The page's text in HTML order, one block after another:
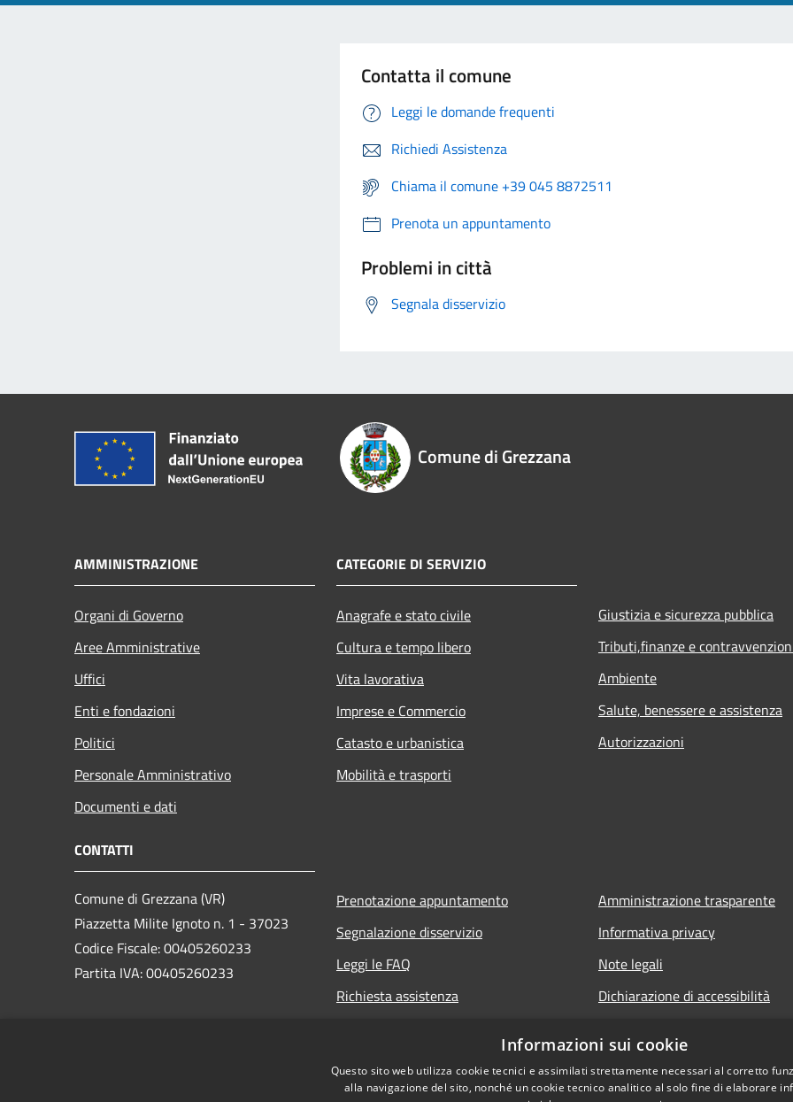
Contatta il comune
Leggi le domande frequenti
Richiedi Assistenza
Chiama il comune +39 045 8872511
Prenota un appuntamento
Problemi in città
Segnala disservizio
Comune di Grezzana
AMMINISTRAZIONE
Organi di Governo
Aree Amministrative
Uffici
Enti e fondazioni
Politici
Personale Amministrativo
Documenti e dati
CATEGORIE DI SERVIZIO
Anagrafe e stato civile
Cultura e tempo libero
Vita lavorativa
Imprese e Commercio
Catasto e urbanistica
Mobilità e trasporti
Giustizia e sicurezza pubblica
Tributi,finanze e
Ambiente
Salute, benessere e assistenza
Autorizzazioni
CONTATTI
Comune di Grezzana (VR)
Piazzetta Milite Ignoto n. 1 - 37023
Codice Fiscale: 00405260233
Partita IVA: 00405260233
Prenotazione appuntamento
Segnalazione disservizio
Leggi le FAQ
Richiesta assistenza
Amministrazione trasparente
Informativa privacy
Note legali
Dichiarazione di accessibilità
Informazioni sui cookie
Questo sito web utilizza cookie tecnici e assimilati strettamente necessari al corretto
alla navigazione del sito, nonché un cookie tecnico analitico al solo fine di elaborare